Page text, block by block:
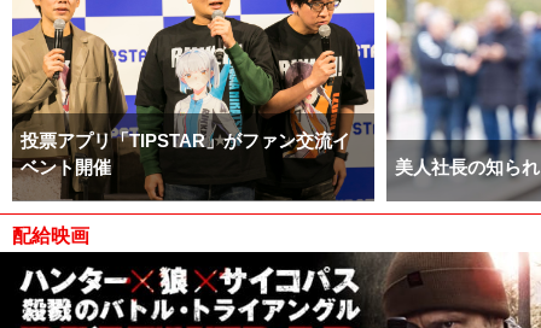
投票アプリ「TIPSTAR」がファン交流イ
ベント開催
美人社長の知ら
配給映画